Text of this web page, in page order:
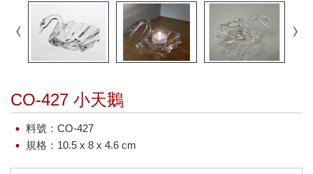
CO-427 小天鵝
料號：CO-427
規格：10.5 x 8 x 4.6 cm